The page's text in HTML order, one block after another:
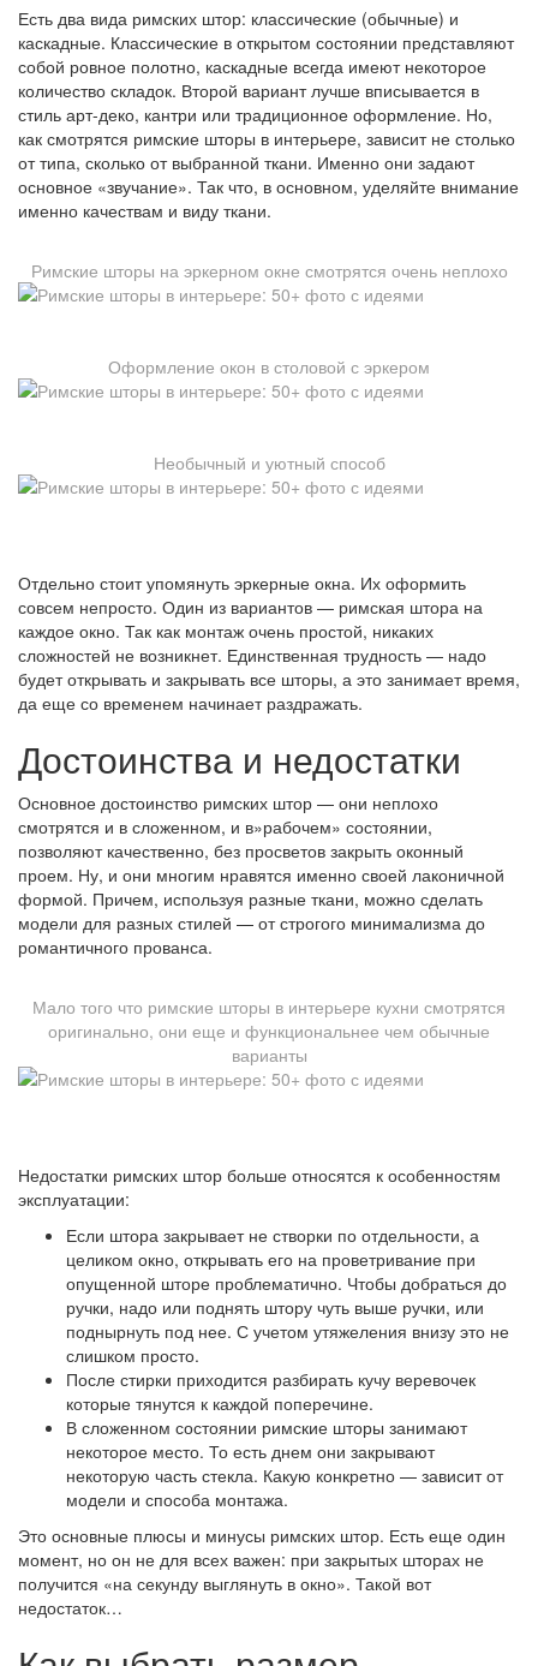
Есть два вида римских штор: классические (обычные) и
каскадные. Классические в открытом состоянии представляют
собой ровное полотно, каскадные всегда имеют некоторое
количество складок. Второй вариант лучше вписывается в
стиль арт-деко, кантри или традиционное оформление. Но,
как смотрятся римские шторы в интерьере, зависит не столько
от типа, сколько от выбранной ткани. Именно они задают
основное «звучание». Так что, в основном, уделяйте внимание
именно качествам и виду ткани.
Римские шторы на эркерном окне смотрятся очень неплохо
Оформление окон в столовой с эркером
Необычный и уютный способ
Отдельно стоит упомянуть эркерные окна. Их оформить
совсем непросто. Один из вариантов — римская штора на
каждое окно. Так как монтаж очень простой, никаких
сложностей не возникнет. Единственная трудность — надо
будет открывать и закрывать все шторы, а это занимает время,
да еще со временем начинает раздражать.
Достоинства и недостатки
Основное достоинство римских штор — они неплохо
смотрятся и в сложенном, и в»рабочем» состоянии,
позволяют качественно, без просветов закрыть оконный
проем. Ну, и они многим нравятся именно своей лаконичной
формой. Причем, используя разные ткани, можно сделать
модели для разных стилей — от строгого минимализма до
романтичного прованса.
Мало того что римские шторы в интерьере кухни смотрятся
оригинально, они еще и функциональнее чем обычные
варианты
Недостатки римских штор больше относятся к особенностям
эксплуатации:
Если штора закрывает не створки по отдельности, а
целиком окно, открывать его на проветривание при
опущенной шторе проблематично. Чтобы добраться до
ручки, надо или поднять штору чуть выше ручки, или
поднырнуть под нее. С учетом утяжеления внизу это не
слишком просто.
После стирки приходится разбирать кучу веревочек
которые тянутся к каждой поперечине.
В сложенном состоянии римские шторы занимают
некоторое место. То есть днем они закрывают
некоторую часть стекла. Какую конкретно — зависит от
модели и способа монтажа.
Это основные плюсы и минусы римских штор. Есть еще один
момент, но он не для всех важен: при закрытых шторах не
получится «на секунду выглянуть в окно». Такой вот
недостаток…